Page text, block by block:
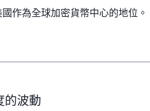
作為全球加密貨幣中心的地位。
的波動